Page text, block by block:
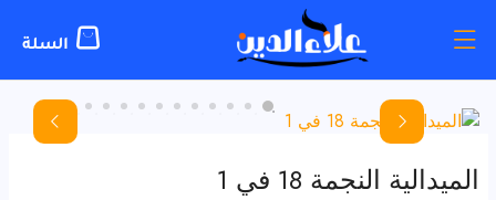
الميدالية النجمة 18 في 1